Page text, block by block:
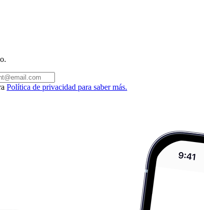
Política de privacidad para saber más.